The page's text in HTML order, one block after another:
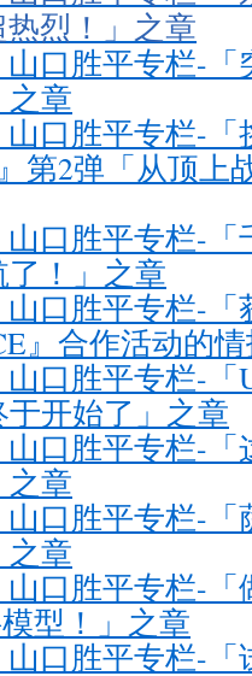
热烈！」之章
山口胜平专栏-
之章
山口胜平专栏-
第2弹「从顶上
山口胜平专栏-
！」之章
山口胜平专栏-
』合作活动的
山口胜平专栏-「
开始了」之章
山口胜平专栏-
之章
山口胜平专栏-
之章
山口胜平专栏-
型！」之章
山口胜平专栏-